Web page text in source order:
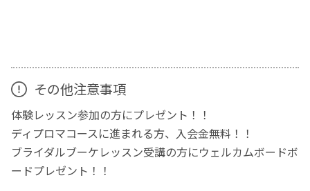
その他注意事項
体験レッスン参加の方にプレゼント！！
ディプロマコースに進まれる方、入会金無料！！
ブライダルブーケレッスン受講の方にウェルカムボードボ
ードプレゼント！！